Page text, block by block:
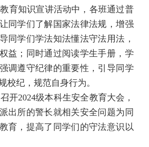
育知识宣讲活动中，各班通过普
同学们了解国家法律法规，增强
同学们学法知法懂法守法用法，
益；同时通过阅读学生手册，学
调遵守纪律的重要性，引导同学
校纪，规范自身行为。
开2024级本科生安全教育大会，
出所的警长就相关安全问题为同
育，提高了同学们的守法意识以